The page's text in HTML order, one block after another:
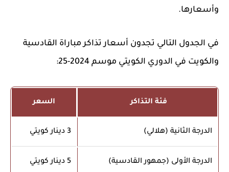
وأسعارها.
في الجدول التالي تجدون أسعار تذاكر مباراة القادسية
والكويت في الدوري الكويتي موسم 2024-25:
فئة التذاكر السعر
الدرجة الثانية (هلالي) 3 دينار كويتي
الدرجة الأولى (جمهور القادسية) 5 دينار كويتي